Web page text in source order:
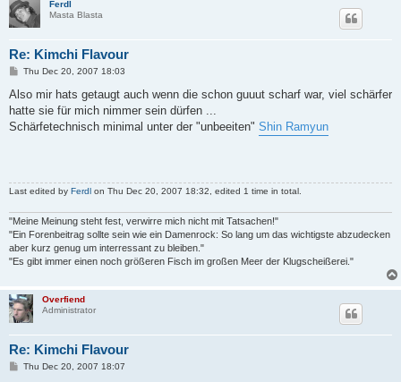
Ferdl
Masta Blasta
Re: Kimchi Flavour
P
s
Thu Dec 20, 2007 18:03
Also mir hats getaugt auch wenn die schon guuut scharf war, viel schärfer
hatte sie für mich nimmer sein dürfen ...
Schärfetechnisch minimal unter der "unbeeiten" Shin Ramyun
Last edited by Ferdl on Thu Dec 20, 2007 18:32, edited 1 time in total.
"Meine Meinung steht fest, verwirre mich nicht mit Tatsachen!"
"Ein Forenbeitrag sollte sein wie ein Damenrock: So lang um das wichtigste abzudecken
aber kurz genug um interressant zu bleiben."
"Es gibt immer einen noch größeren Fisch im großen Meer der Klugscheißerei."
Overfiend
Administrator
Re: Kimchi Flavour
PThu Dec 20, 2007 18:07